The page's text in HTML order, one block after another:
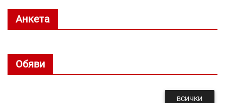
Анкета
Обяви
ВСИЧКИ